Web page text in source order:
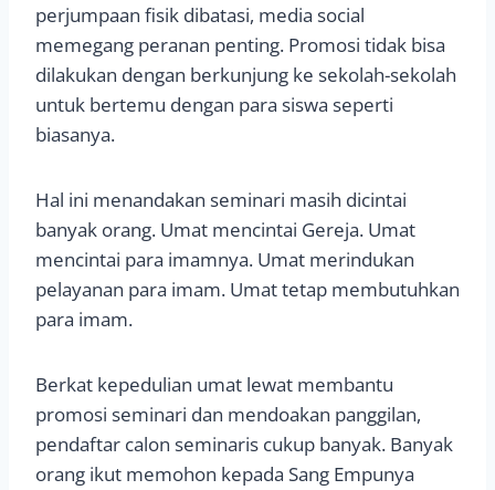
perjumpaan fisik dibatasi, media social
memegang peranan penting. Promosi tidak bisa
dilakukan dengan berkunjung ke sekolah-sekolah
untuk bertemu dengan para siswa seperti
biasanya.
Hal ini menandakan seminari masih dicintai
banyak orang. Umat mencintai Gereja. Umat
mencintai para imamnya. Umat merindukan
pelayanan para imam. Umat tetap membutuhkan
para imam.
Berkat kepedulian umat lewat membantu
promosi seminari dan mendoakan panggilan,
pendaftar calon seminaris cukup banyak. Banyak
orang ikut memohon kepada Sang Empunya